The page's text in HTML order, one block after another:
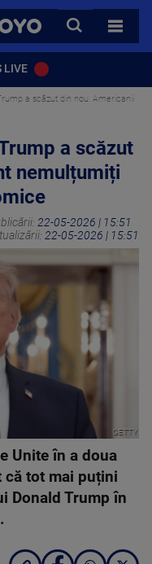
VOYO
CAUTA
TOATE
LIVE
a scăzut din nou. Americanii
a scăzut
nemulțumiți
22-05-2026 | 15:51
22-05-2026 | 15:51
GETTY
Unite în a doua
că tot mai puțini
Donald Trump în